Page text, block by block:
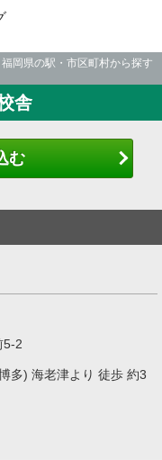
福岡県の駅・市区町村から探す
舎
む
5-2
多) 海老津より 徒歩 約3